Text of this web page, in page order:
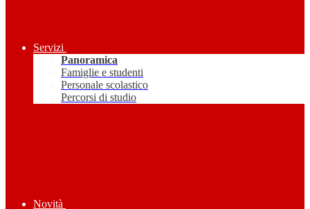
Servizi
Panoramica
Famiglie e studenti
Personale scolastico
Percorsi di studio
Novità